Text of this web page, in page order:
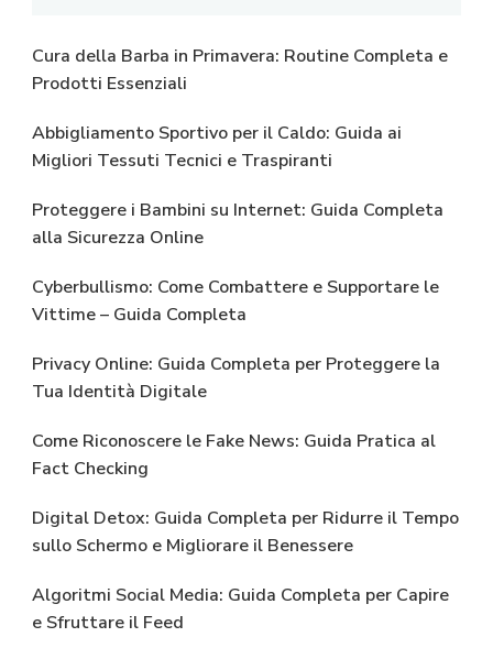
Cura della Barba in Primavera: Routine Completa e
Prodotti Essenziali
Abbigliamento Sportivo per il Caldo: Guida ai
Migliori Tessuti Tecnici e Traspiranti
Proteggere i Bambini su Internet: Guida Completa
alla Sicurezza Online
Cyberbullismo: Come Combattere e Supportare le
Vittime – Guida Completa
Privacy Online: Guida Completa per Proteggere la
Tua Identità Digitale
Come Riconoscere le Fake News: Guida Pratica al
Fact Checking
Digital Detox: Guida Completa per Ridurre il Tempo
sullo Schermo e Migliorare il Benessere
Algoritmi Social Media: Guida Completa per Capire
e Sfruttare il Feed